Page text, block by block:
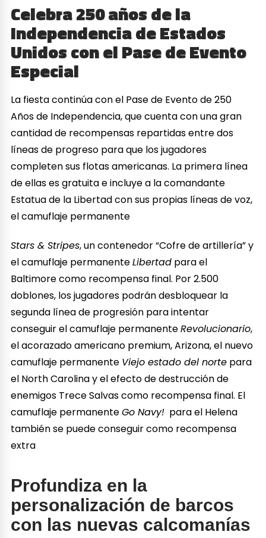
Celebra 250 años de la
Independencia de Estados
Unidos con el Pase de Evento
Especial
La fiesta continúa con el Pase de Evento de 250
Años de Independencia, que cuenta con una gran
cantidad de recompensas repartidas entre dos
líneas de progreso para que los jugadores
completen sus flotas americanas. La primera línea
de ellas es gratuita e incluye a la comandante
Estatua de la Libertad con sus propias líneas de voz,
el camuflaje permanente
Stars & Stripes, un contenedor “Cofre de artillería” y
el camuflaje permanenteLibertad para el
Baltimore como recompensa final. Por 2.500
doblones, los jugadores podrán desbloquear la
segunda línea de progresión para intentar
conseguir el camuflaje permanenteRevolucionario,
el acorazado americano premium, Arizona, el nuevo
camuflaje permanente Viejo estado del norte para
el North Carolina y el efecto de destrucción de
enemigos Trece Salvas como recompensa final. El
camuflaje permanenteGo Navy! para el Helena
también se puede conseguir como recompensa
extra
Profundiza en la
personalización de barcos
con las nuevas calcomanías